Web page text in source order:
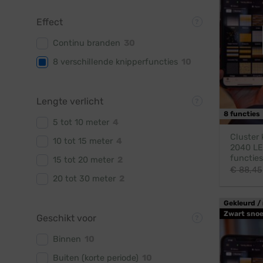
Effect
Continu branden
8 verschillende knipperfuncties
Lengte verlicht
5 tot 10 meter
10 tot 15 meter
15 tot 20 meter
20 tot 30 meter
Geschikt voor
Binnen
Buiten (korte periode)
8 functies
Cluster
2040
functies
€88,45
Gekleurd /
Zwart